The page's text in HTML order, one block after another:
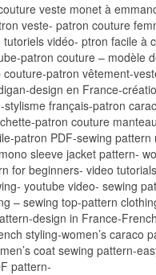
veste monet à
veste- patron couture
vidéo- ptron facile à
patron couture – modèle
couture-patron vêtement-
design en France-
stylisme français-patron
patron couture
patron PDF-sewing pattern
sleeve jacket pattern-
for beginners- video
youtube video- sewing
– sewing top-pattern
design in France-
styling-women’s caraco
coat sewing pattern-
pattern-